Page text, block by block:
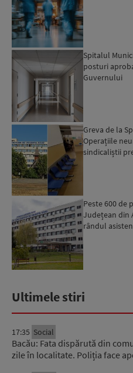
Spitalul
posturi
Guvernului
Greva de la
Operațiile
sindicaliștii
Peste 600 de
Județean din
rândul
Ultimele stiri
17:35 Social
Bacău: Fata dispărută din
zile în localitate. Poliția face